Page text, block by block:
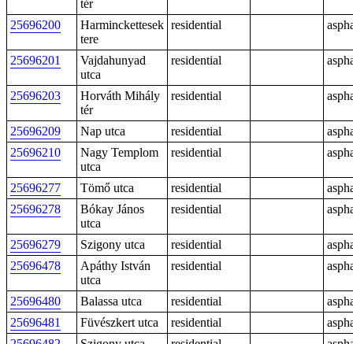
tér
25696200
Harminckettesek
tere
residential
25696201
Vajdahunyad
utca
residential
25696203
Horváth Mihály
tér
residential
25696209 Nap utca residential
25696210
Nagy Templom
utca
residential
25696277 Tömő utca residential
25696278
Bókay János
utca
residential
25696279 Szigony utca residential
25696478
Apáthy István
utca
residential
25696480 Balassa utca residential
25696481
Füvészkert utca residential